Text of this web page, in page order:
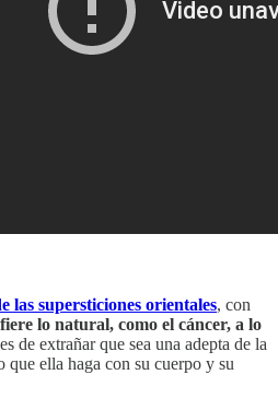
las supersticiones orientales, con
lo natural, como el cáncer, a lo
de extrañar que sea una adepta de la
ella haga con su cuerpo y su